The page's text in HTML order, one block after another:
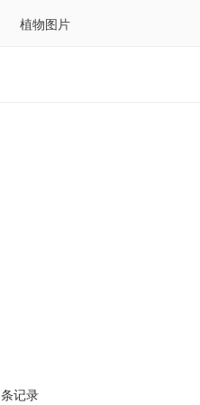
植物图片
条记录